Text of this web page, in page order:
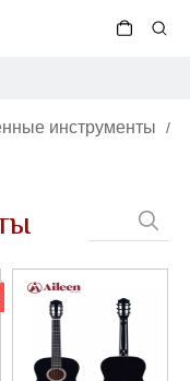
инструменты /